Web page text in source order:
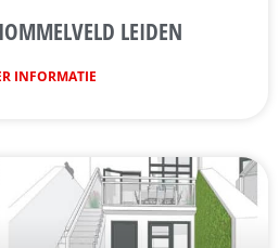
LEIDEN
INFORMATIE